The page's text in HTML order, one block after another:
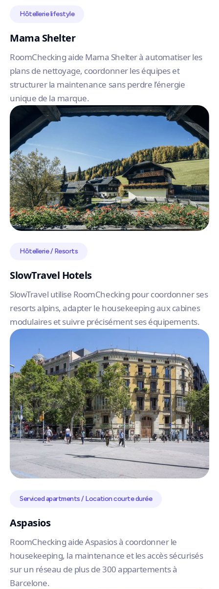
Hôtellerie lifestyle
Mama Shelter
RoomChecking aide Mama Shelter à automatiser les
plans de nettoyage, coordonner les équipes et
structurer la maintenance sans perdre l’énergie
unique de la marque.
Hôtellerie / Resorts
SlowTravel Hotels
SlowTravel utilise RoomChecking pour coordonner ses
resorts alpins, adapter le housekeeping aux cabines
modulaires et suivre précisément ses équipements.
Serviced apartments / Location courte durée
Aspasios
RoomChecking aide Aspasios à coordonner le
housekeeping, la maintenance et les accès sécurisés
sur un réseau de plus de 300 appartements à
Barcelone.